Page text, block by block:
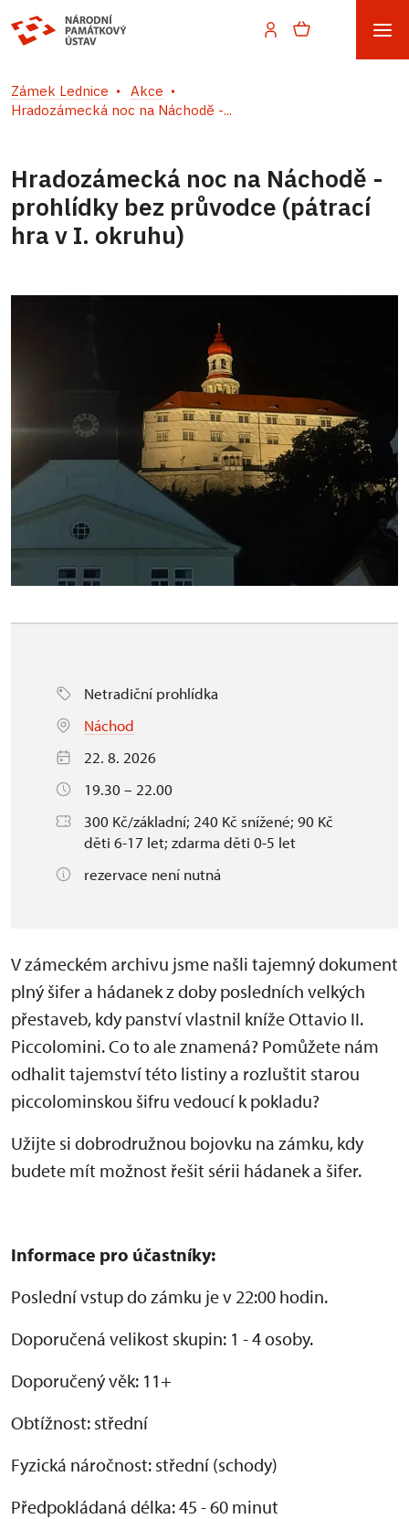
Zámek Lednice
Akce
Hradozámecká noc na Náchodě -...
Hradozámecká noc na Náchodě -
prohlídky bez průvodce (pátrací
hra v I. okruhu)
Netradiční prohlídka
Náchod
22. 8. 2026
19.30 – 22.00
300 Kč/základní; 240 Kč snížené; 90 Kč
děti 6-17 let; zdarma děti 0-5 let
rezervace není nutná
V zámeckém archivu jsme našli tajemný dokument
plný šifer a hádanek z doby posledních velkých
přestaveb, kdy panství vlastnil kníže Ottavio II.
Piccolomini. Co to ale znamená? Pomůžete nám
odhalit tajemství této listiny a rozluštit starou
piccolominskou šifru vedoucí k pokladu?
Užijte si dobrodružnou bojovku na zámku, kdy
budete mít možnost řešit sérii hádanek a šifer.
Informace pro účastníky:
Poslední vstup do zámku je v 22:00 hodin.
Doporučená velikost skupin: 1 - 4 osoby.
Doporučený věk: 11+
Obtížnost: střední
Fyzická náročnost: střední (schody)
Předpokládaná délka: 45 - 60 minut